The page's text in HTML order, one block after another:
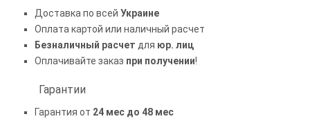
Доставка по всей Украине
Оплата картой или наличный расчет
Безналичный расчет для юр. лиц
Оплачивайте заказ при получении!
Гарантии
Гарантия от 24 мес до 48 мес